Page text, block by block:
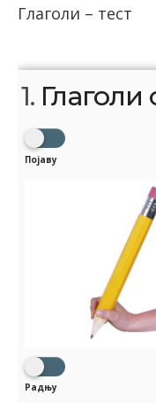
Глаголи – тест
1. Глаголи
Појаву
Радњу